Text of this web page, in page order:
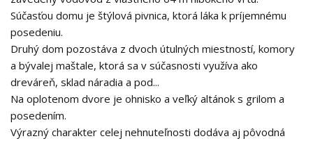
Súčasťou domu je štýlová pivnica, ktorá láka k príjemnému
posedeniu.
Druhý dom pozostáva z dvoch útulných miestností, komory
a bývalej maštale, ktorá sa v súčasnosti využíva ako
dreváreň, sklad náradia a pod...
Na oplotenom dvore je ohnisko a veľký altánok s grilom a
posedením.
Výrazný charakter celej nehnuteľnosti dodáva aj pôvodná